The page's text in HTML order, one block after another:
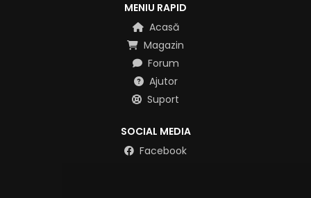
MENIU RAPID
Acasă
Magazin
Forum
Ajutor
Suport
SOCIAL MEDIA
Facebook